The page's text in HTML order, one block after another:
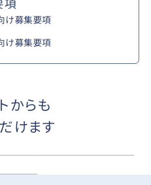
け募集要項
け募集要項
からも
けます